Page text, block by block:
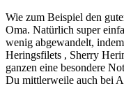
Wie zum Beispiel den
Oma. Natürlich super
wenig abgewandelt,
Heringsfilets , Sherry
ganzen eine besondere
Du mittlerweile auch bei